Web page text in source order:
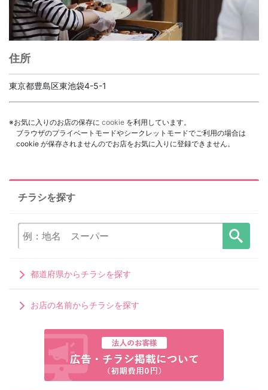
住所
東京都豊島区東池袋4-5-1
※お気に入りのお店の保存に cookie を利用しています。
ブラウザのプライベートモードやシークレットモードでご利用の場合は
cookie が保存されませんのでお店をお気に入りに登録できません。
チラシを探す
都道府県からチラシを探す
お店の名前からチラシを探す